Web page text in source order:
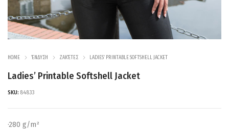
HOME ΈΝΔΥΣΗ ΖΑΚΈΤΕΣ LADIES’ PRINTABLE SOFTSHELL JACKET
Ladies’ Printable Softshell Jacket
SKU: 84833
·280 g/m²